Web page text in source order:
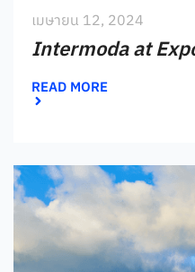
เมษายน 12, 2024
Intermoda at
READ MORE